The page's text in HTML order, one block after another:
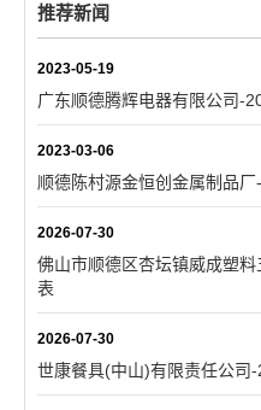
推荐新闻
2023-05-19
广东顺德腾辉电器有限公司-
2023-03-06
顺德陈村源金恒创金属制品
2026-07-30
佛山市顺德区杏坛镇威成塑
表
2026-07-30
世康餐具(中山)有限责任公司